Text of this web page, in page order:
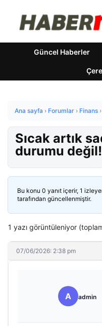
Güncel Haberler
Ana sayfa › Forumlar › Finans ›
Sıcak artık
durumu değil!
Bu konu 0 yanıt içerir, 1
tarafından güncellenmiştir.
1 yazı görüntüleniyor
07/06/2026: 2:38 pm
A admin